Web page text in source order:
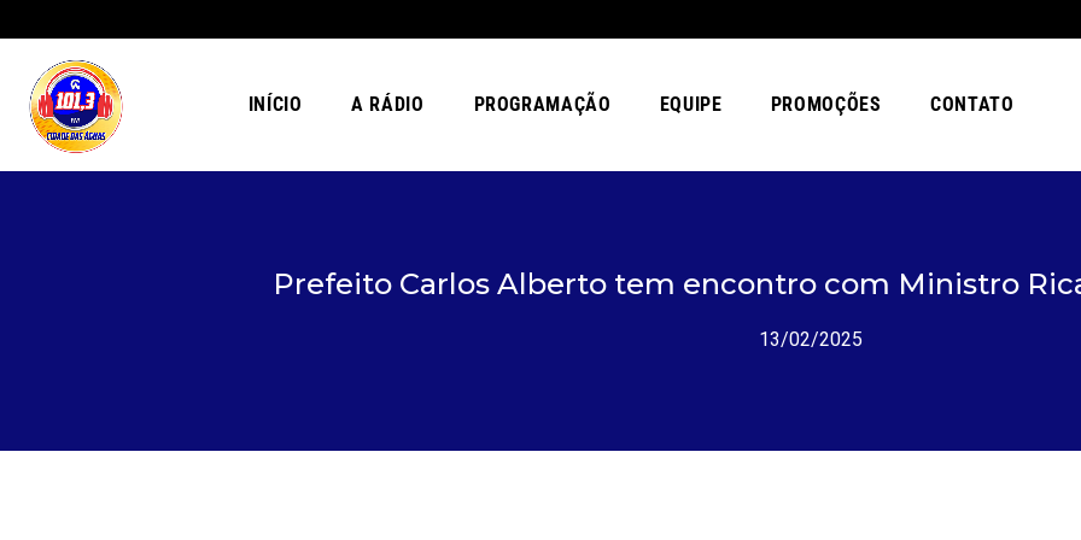
INÍCIO A RÁDIO PROGRAMAÇÃO EQUIPE PROMOÇÕES CONTATO
Prefeito Carlos Alberto tem encontro com Ministro
13/02/2025